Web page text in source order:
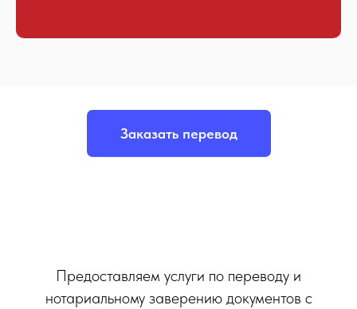
Заказать перевод
Предоставляем услуги по переводу и
нотариальному заверению документов с